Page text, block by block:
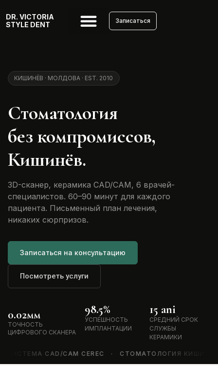
DR. VICTORIA
STYLE DENT
Записаться
КИШИНЁВ · МОЛДОВА · EST. 2010
Стоматология
без компромиссов,
Кишинёв.
3D-сканер, керамика CAD/CAM, 6 врачей-
специалистов. 60–90 минут для каждого
пациента. Письменный план лечения,
никаких сюрпризов.
Записаться на консультацию
Посмотреть услуги
ТОЧНОСТЬ
ЦИФРОВОГО СКАНЕРА
0.02мм
УСПЕШНОСТЬ
ИМПЛАНТАЦИИ
98.5%
СРЕДНИЙ СРОК
СЛУЖБЫ
КЕРАМИКИ
15 ani
CAM CEREC · СТОМАТОЛОГИЯ КИШИНЁВ С